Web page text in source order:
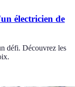
électricien de
défi. Découvrez les